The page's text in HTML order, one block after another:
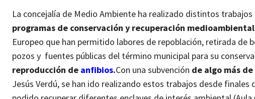
La concejalía de Medio Ambiente ha realizado distintos
programas de conservación y recuperación medioambiental
Europeo que han permitido labores de repoblación, retirada de
pozos y fuentes públicas del término municipal para su
reproducción de anfibios.Con una subvención de algo más
Jesús Verdú, se han ido realizando estos trabajos desde